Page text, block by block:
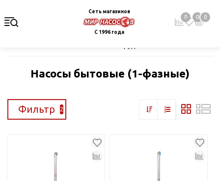
Сеть магазинов
С 1996 года
0 0 0
Насосы бытовые (1-фазные)
Фильтр 2